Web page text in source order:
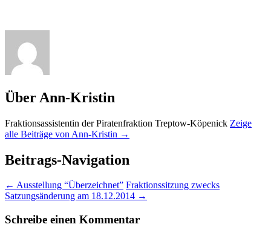
Über Ann-Kristin
Fraktionsassistentin der Piratenfraktion Treptow-Köpenick Zeige
alle Beiträge von Ann-Kristin →
Beitrags-Navigation
← Ausstellung “Überzeichnet” Fraktionssitzung zwecks
Satzungsänderung am 18.12.2014 →
Schreibe einen Kommentar